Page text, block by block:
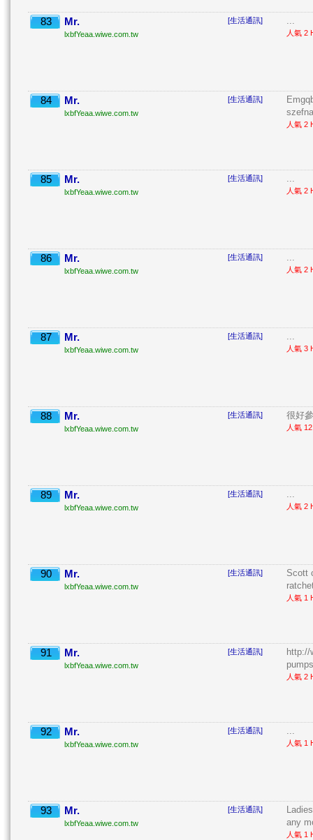
83 Mr.
lxbfYeaa.wiwe.com.tw
[生活通訊] ...
人氣 2
84 Mr.
lxbfYeaa.wiwe.com.tw
[生活通訊]
人氣 2
85 Mr.
lxbfYeaa.wiwe.com.tw
[生活通訊] ...
人氣 2
86 Mr.
lxbfYeaa.wiwe.com.tw
[生活通訊] ...
人氣 2
87 Mr.
lxbfYeaa.wiwe.com.tw
[生活通訊] ...
人氣 3
88 Mr.
lxbfYeaa.wiwe.com.tw
[生活通訊] 很好
人氣
89 Mr.
lxbfYeaa.wiwe.com.tw
[生活通訊] ...
人氣 2
90 Mr.
lxbfYeaa.wiwe.com.tw
[生活通訊]
Scott
人氣 1
91 Mr.
lxbfYeaa.wiwe.com.tw
[生活通訊]
http://
人氣 2
92 Mr.
lxbfYeaa.wiwe.com.tw
[生活通訊] ...
人氣 1
93 Mr.
lxbfYeaa.wiwe.com.tw
[生活通訊]
any
人氣 1